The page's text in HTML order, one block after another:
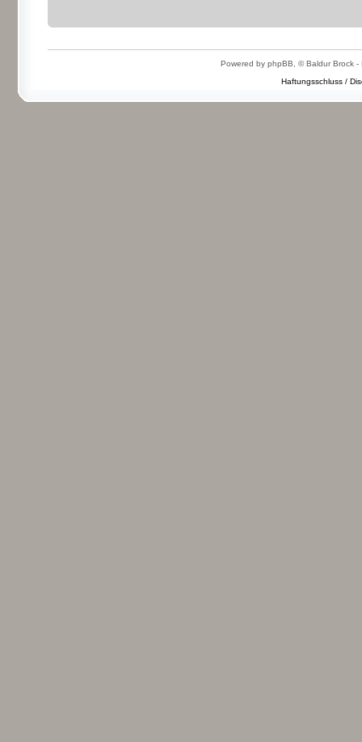
Powered by phpBB, © Baldur Brock -
Haftungsschluss /